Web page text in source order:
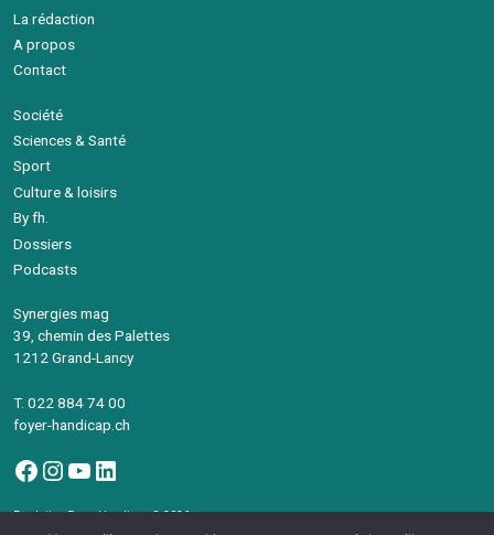
La rédaction
A propos
Contact
Société
Sciences & Santé
Sport
Culture & loisirs
By fh.
Dossiers
Podcasts
Synergies mag
39, chemin des Palettes
1212 Grand-Lancy
T. 022 884 74 00
foyer-handicap.ch
Facebook
Instagram
YouTube
LinkedIn
Fondation Foyer-Handicap © 2026
Avec le soutien de la République et canton de Genève